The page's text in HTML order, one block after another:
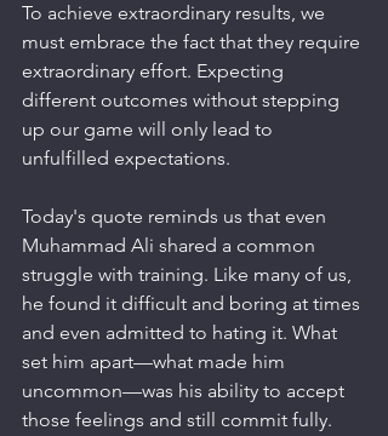
To achieve extraordinary results, we
must embrace the fact that they require
extraordinary effort. Expecting
different outcomes without stepping
up our game will only lead to
unfulfilled expectations.
Today's quote reminds us that even
Muhammad Ali shared a common
struggle with training. Like many of us,
he found it difficult and boring at times
and even admitted to hating it. What
set him apart—what made him
uncommon—was his ability to accept
those feelings and still commit fully.